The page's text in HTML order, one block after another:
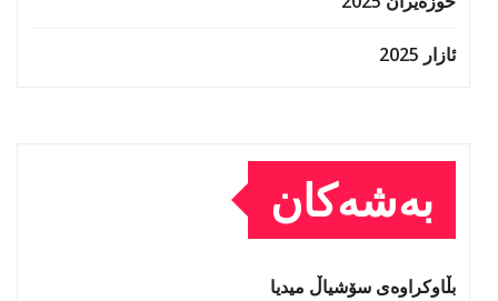
ئازار 2025
بەشەکان
بڵاوکراوەی سۆشیاڵ میدیا